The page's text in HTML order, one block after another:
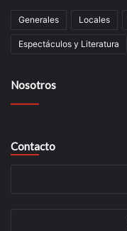
Generales Locales
Espectáculos y Literatura
Nosotros
Contacto